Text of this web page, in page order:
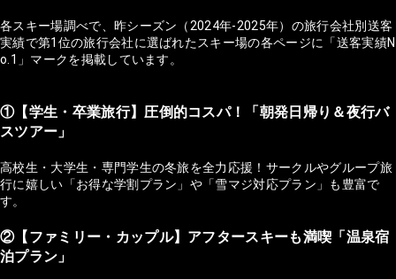
各スキー場調べで、昨シーズン（2024年-2025年）の旅行会社別送客
実績で第1位の旅行会社に選ばれたスキー場の各ページに「送客実績N
o.1」マークを掲載しています。
①【学生・卒業旅行】圧倒的コスパ！「朝発日帰り＆夜行バ
スツアー」
高校生・大学生・専門学生の冬旅を全力応援！サークルやグループ旅
行に嬉しい「お得な学割プラン」や「雪マジ対応プラン」も豊富で
す。
②【ファミリー・カップル】アフタースキーも満喫「温泉宿
泊プラン」